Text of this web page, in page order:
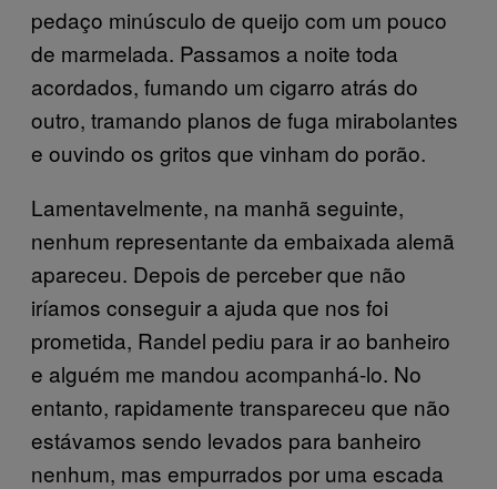
pedaço minúsculo de queijo com um pouco
de marmelada. Passamos a noite toda
acordados, fumando um cigarro atrás do
outro, tramando planos de fuga mirabolantes
e ouvindo os gritos que vinham do porão.
Lamentavelmente, na manhã seguinte,
nenhum representante da embaixada alemã
apareceu. Depois de perceber que não
iríamos conseguir a ajuda que nos foi
prometida, Randel pediu para ir ao banheiro
e alguém me mandou acompanhá-lo. No
entanto, rapidamente transpareceu que não
estávamos sendo levados para banheiro
nenhum, mas empurrados por uma escada